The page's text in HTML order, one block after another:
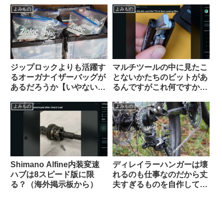
よみもの
ジップロックよりも活躍す
るオーガナイザーバッグが
あるだろうか【いやない・
よみもの
マルチツールの中に見たこ
とないかたちのビットがあ
るんですがこれ何ですか？
と詰むやつ】
よみもの
Shimano Alfine内装変速
ハブは8スピード版に限
る？（海外掲示板から）
よみもの
ディレイラーハンガーは壊
れるのも仕事なのだから丈
夫すぎるものを自作しては